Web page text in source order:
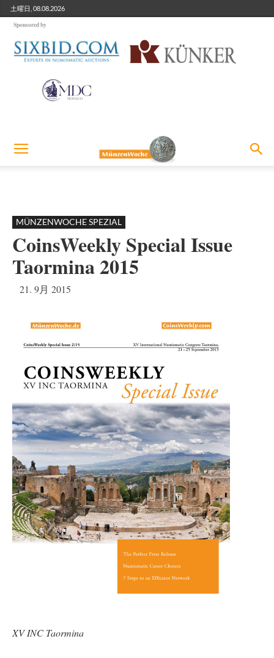
土曜日, 08.08.2026
Sponsored by
MÜNZENWOCHE SPEZIAL
CoinsWeekly Special Issue
Taormina 2015
21. 9月 2015
XV INC Taormina